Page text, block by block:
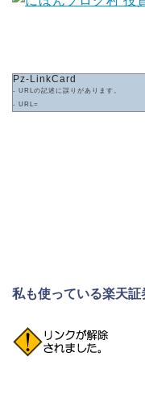
Pz-LinkCard
- URLの記述に誤りがあります。
- URL=
私も使っている楽天証